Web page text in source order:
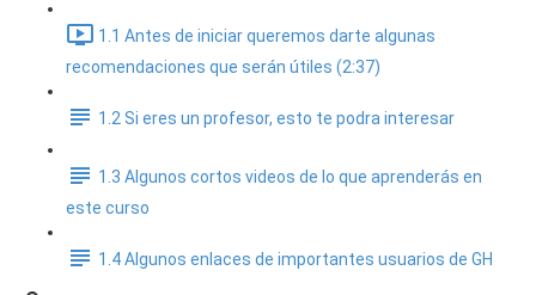
1.1 Antes de iniciar queremos darte algunas
recomendaciones que serán útiles (2:37)
1.2 Si eres un profesor, esto te podra interesar
1.3 Algunos cortos videos de lo que aprenderás en
este curso
1.4 Algunos enlaces de importantes usuarios de GH